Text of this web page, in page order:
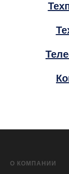
О КОМПАНИИ